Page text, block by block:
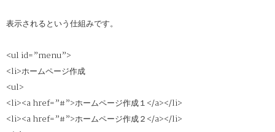
表示されるという仕組みです。
<ul id=”menu”>
<li>ホームページ作成
<ul>
<li><a href=”#”>ホームページ作成１</a></li>
<li><a href=”#”>ホームページ作成２</a></li>